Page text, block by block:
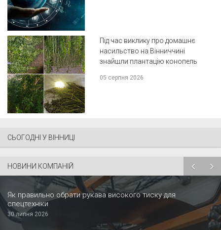
Під час виклику про домашнє
насильство на Вінниччині
знайшли плантацію конопель
05 серпня 2026
СЬОГОДНІ У ВІННИЦІ
НОВИНИ КОМПАНІЙ
Як правильно обрати рукава високого тиску для
спецтехніки
30 липня 2026